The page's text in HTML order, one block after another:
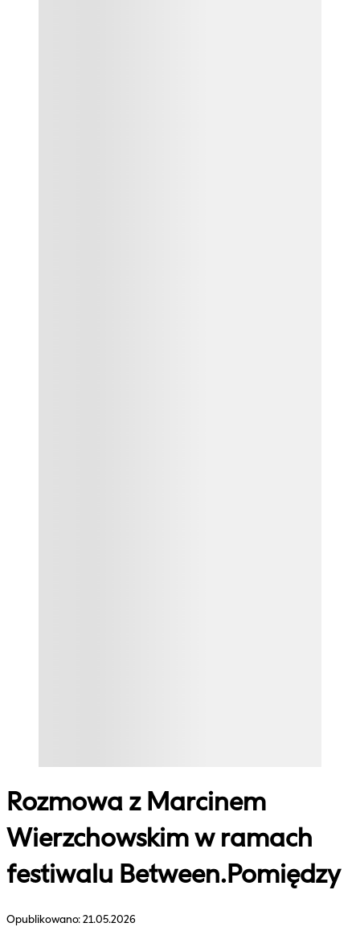
Rozmowa z Marcinem
Wierzchowskim w ramach
festiwalu Between.Pomiędzy
Opublikowano:21.05.2026